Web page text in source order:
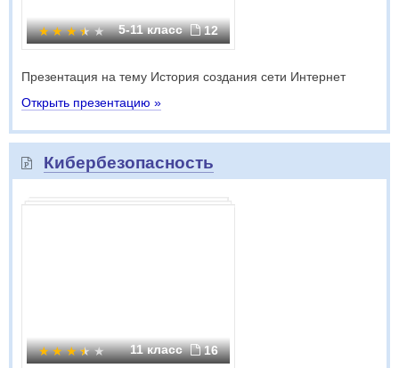
5-11 класс 12
Презентация на тему История создания сети Интернет
Открыть презентацию »
Кибербезопасность
11 класс 16